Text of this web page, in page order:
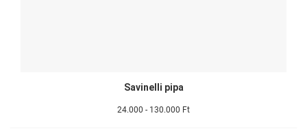
Savinelli pipa
24.000 - 130.000 Ft